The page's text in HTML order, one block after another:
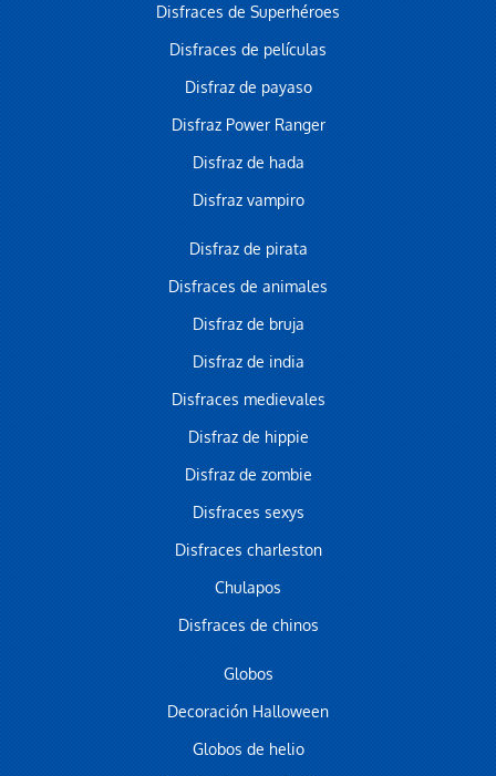
Disfraces de Superhéroes
Disfraces de películas
Disfraz de payaso
Disfraz Power Ranger
Disfraz de hada
Disfraz vampiro
Disfraz de pirata
Disfraces de animales
Disfraz de bruja
Disfraz de india
Disfraces medievales
Disfraz de hippie
Disfraz de zombie
Disfraces sexys
Disfraces charleston
Chulapos
Disfraces de chinos
Globos
Decoración Halloween
Globos de helio